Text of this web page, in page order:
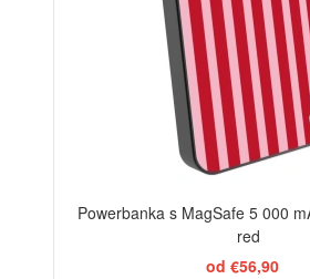
Powerbanka s MagSafe 5 000
red
od €56,90